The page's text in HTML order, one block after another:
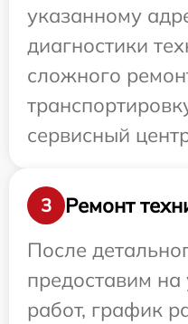
указанному
диагностики
сложного
сервисный
3
Ремонт
После
предоставим
работ, график